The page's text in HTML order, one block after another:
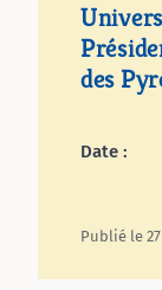
des
Date :
Publié le